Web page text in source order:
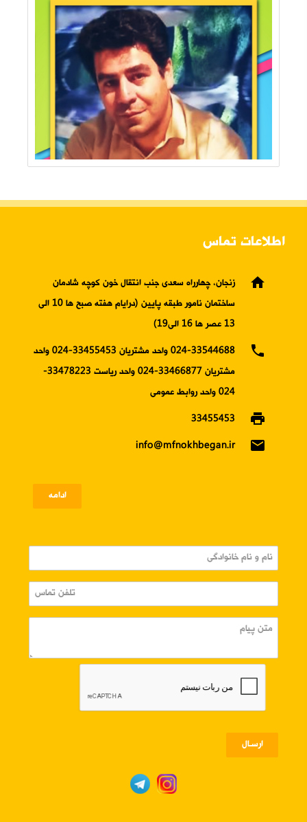
اطلاعات تماس
home
زنجان، چهارراه سعدی جنب انتقال خون کوچه شادمان
ساختمان نامور طبقه پایین (درایام هفته صبح ها 10 الی
13 عصر ها 16 الی19)
phone
024-33544688 واحد مشتریان 33455453-024 واحد
مشتریان 33466877-024 واحد ریاست 33478223-
024 واحد روابط عمومی
print
33455453
email
info@mfnokhbegan.ir
ادامه
ارسـال